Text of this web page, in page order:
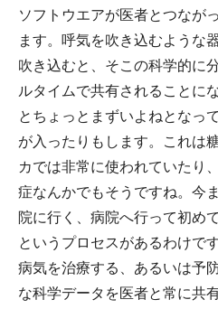
ソフトウエアが医者とつなが
ます。呼気を吹き込むような
吹き込むと、そこの科学的に
ルタイムで共有されることに
とちょっとまずいよねとなっ
が入ったりもします。これは
カでは非常に使われていたり
症なんかでもそうですね。今
院に行く、病院へ行って初め
というプロセスがあるわけで
病気を治療する、あるいは予
な科学データを医者と常に共